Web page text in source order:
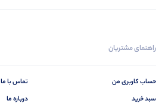
راهنمای مشتریان
حساب کاربری من
سبد خرید
تماس با ما
درباره ما